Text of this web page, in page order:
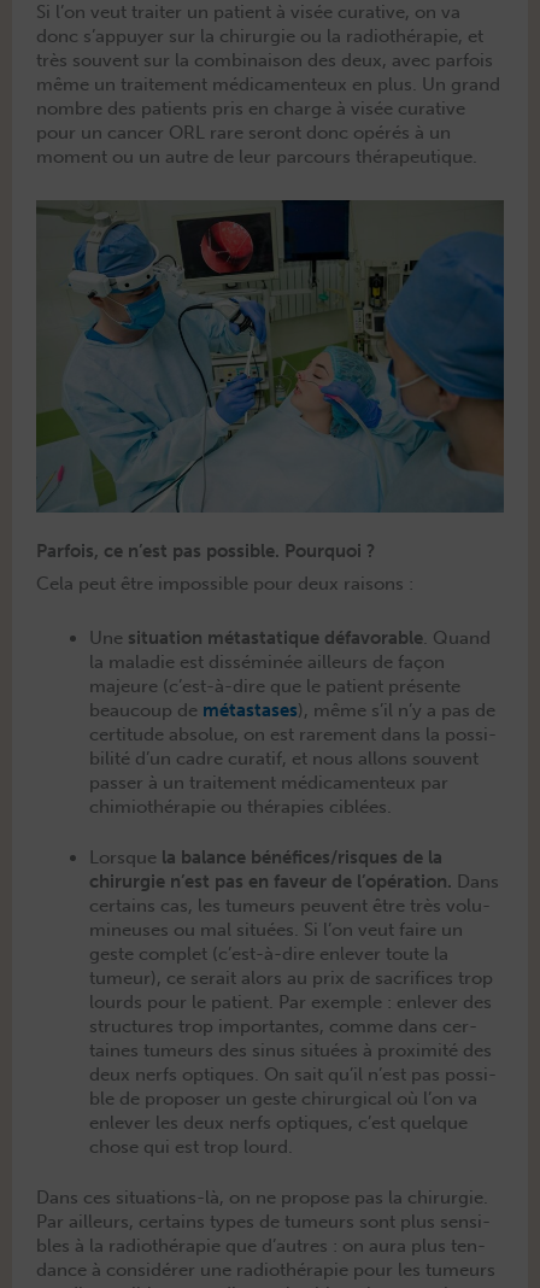
Si l’on veut traiter un patient à visée cura­tive, on va
donc s’appuyer sur la chirurgie ou la radio­thérapie, et
très sou­vent sur la com­bi­nai­son des deux, avec par­fois
même un traite­ment médica­menteux en plus. Un grand
nom­bre des patients pris en charge à visée cura­tive
pour un can­cer ORL rare seront donc opérés à un
moment ou un autre de leur par­cours thérapeutique.
Parfois, ce n’est pas possible. Pourquoi ?
Cela peut être impos­si­ble pour deux raisons :
Une sit­u­a­tion métas­ta­tique défa­vor­able. Quand
la mal­adie est dis­séminée ailleurs de façon
majeure (c’est-à-dire que le patient présente
beau­coup de métas­tases), même s’il n’y a pas de
cer­ti­tude absolue, on est rarement dans la pos­si­
bil­ité d’un cadre curatif, et nous allons sou­vent
pass­er à un traite­ment médica­menteux par
chimio­thérapie ou thérapies ciblées.
Lorsque la bal­ance bénéfices/risques de la
chirurgie n’est pas en faveur de l’opération. Dans
cer­tains cas, les tumeurs peu­vent être très volu­
mineuses ou mal situées. Si l’on veut faire un
geste com­plet (c’est-à-dire enlever toute la
tumeur), ce serait alors au prix de sac­ri­fices trop
lourds pour le patient. Par exem­ple : enlever des
struc­tures trop impor­tantes, comme dans cer­
taines tumeurs des sinus situées à prox­im­ité des
deux nerfs optiques. On sait qu’il n’est pas pos­si­
ble de pro­pos­er un geste chirur­gi­cal où l’on va
enlever les deux nerfs optiques, c’est quelque
chose qui est trop lourd.
Dans ces sit­u­a­tions-là, on ne pro­pose pas la chirurgie.
Par ailleurs, cer­tains types de tumeurs sont plus sen­si­
bles à la radio­thérapie que d’autres : on aura plus ten­
dance à con­sid­ér­er une radio­thérapie pour les tumeurs